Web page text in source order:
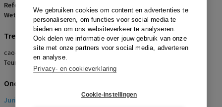
We gebruiken cookies om content en advertenties te
personaliseren, om functies voor social media te
bieden en om ons websiteverkeer te analyseren.
Ook delen we informatie over jouw gebruik van onze
site met onze partners voor social media, adverteren
en analyse.
Privacy- en cookieverklaring
Cookie-instellingen
Referentienummer:
Wetsartikelen:12 WCAO
Trefwoorden
cao-recht, nietigheid, elk beding, pakketvergelijking,
Teunissen/Welter
Onderwerpen
Juridisch
> Arbeidsrecht